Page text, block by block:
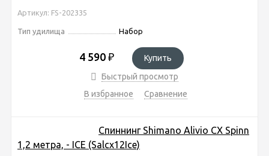
Артикул: FS-202335
Тип удилища Набор
4 590 ₽
Купить
Быстрый просмотр
В избранное
Сравнение
Спиннинг Shimano Alivio CX Spinn
1,2 метра, - ICE (Salcx12Ice)